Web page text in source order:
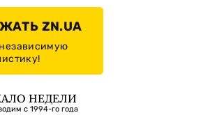
ZN.UA
НЕДЕЛИ
с 1994-го года